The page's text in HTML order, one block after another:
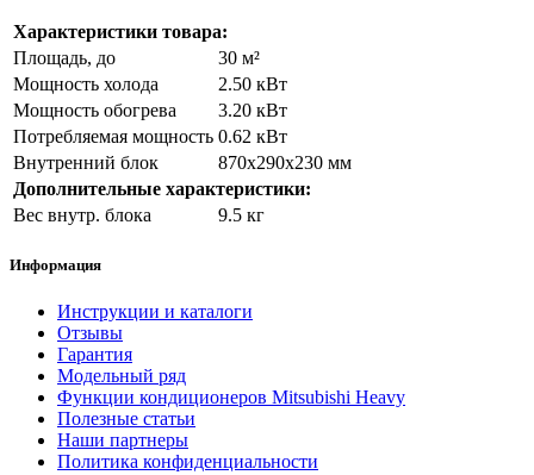
Характеристики товара:
Площадь, до
30 м²
Мощность холода
2.50 кВт
Мощность обогрева
3.20 кВт
Потребляемая мощность 0.62 кВт
Внутренний блок
870x290x230 мм
Дополнительные характеристики:
Вес внутр. блока
9.5 кг
Информация
Инструкции и каталоги
Отзывы
Гарантия
Модельный ряд
Функции кондиционеров Mitsubishi Heavy
Полезные статьи
Наши партнеры
Политика конфиденциальности